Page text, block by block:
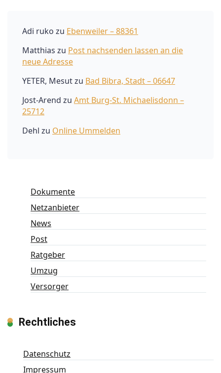
Adi ruko zu Ebenweiler – 88361
Matthias zu Post nachsenden lassen an die
neue Adresse
YETER, Mesutzu Bad Bibra, Stadt – 06647
Jost-Arend zu Amt Burg-St. Michaelisdonn –
25712
Dehl zu Online Ummelden
Dokumente
Netzanbieter
News
Post
Ratgeber
Umzug
Versorger
Rechtliches
Datenschutz
Impressum